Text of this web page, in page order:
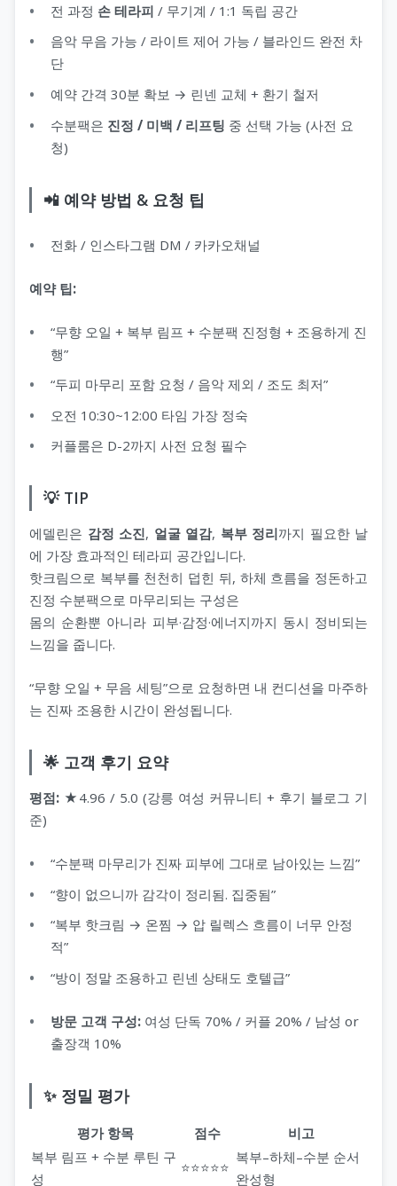
전 과정 손 테라피 / 무기계 / 1:1 독립 공간
음악 무음 가능 / 라이트 제어 가능 / 블라인드 완전 차
단
예약 간격 30분 확보 → 린넨 교체 + 환기 철저
수분팩은 진정 / 미백 / 리프팅 중 선택 가능 (사전 요
청)
📲 예약 방법 & 요청 팁
전화 / 인스타그램 DM / 카카오채널
예약 팁:
“무향 오일 + 복부 림프 + 수분팩 진정형 + 조용하게 진
행”
“두피 마무리 포함 요청 / 음악 제외 / 조도 최저”
오전 10:30~12:00 타임 가장 정숙
커플룸은 D-2까지 사전 요청 필수
💡 TIP
에델린은 감정 소진, 얼굴 열감, 복부 정리까지 필요한 날
에 가장 효과적인 테라피 공간입니다.
핫크림으로 복부를 천천히 덥힌 뒤, 하체 흐름을 정돈하고
진정 수분팩으로 마무리되는 구성은
몸의 순환뿐 아니라 피부·감정·에너지까지 동시 정비되는
느낌을 줍니다.
“무향 오일 + 무음 세팅”으로 요청하면 내 컨디션을 마주하
는 진짜 조용한 시간이 완성됩니다.
🌟 고객 후기 요약
평점: ★4.96 / 5.0 (강릉 여성 커뮤니티 + 후기 블로그 기
준)
“수분팩 마무리가 진짜 피부에 그대로 남아있는 느낌”
“향이 없으니까 감각이 정리됨. 집중됨”
“복부 핫크림 → 온찜 → 압 릴렉스 흐름이 너무 안정
적”
“방이 정말 조용하고 린넨 상태도 호텔급”
방문 고객 구성: 여성 단독 70% / 커플 20% / 남성 or
출장객 10%
✨ 정밀 평가
평가 항목 점수
비고
복부 림프 + 수분 루틴 구
성
⭐⭐⭐⭐⭐
복부–하체–수분 순서
완성형